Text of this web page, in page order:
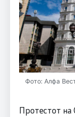
Фото: Алфа
Протестот на